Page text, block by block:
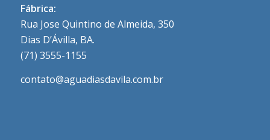
Fábrica:
Rua Jose Quintino de Almeida, 350
Dias D’Ávilla, BA.
(71) 3555-1155
contato@aguadiasdavila.com.br